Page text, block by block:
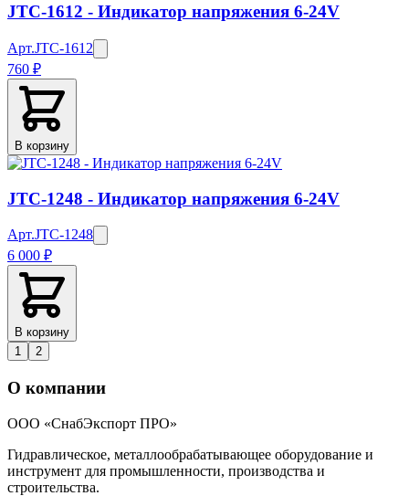
JTC-1612 - Индикатор напряжения 6-24V
Арт.JTC-1612
760 ₽
В корзину
JTC-1248 - Индикатор напряжения 6-24V
Арт.JTC-1248
6 000 ₽
В корзину
1
2
О компании
ООО «СнабЭкспорт ПРО»
Гидравлическое, металлообрабатывающее оборудование и
инструмент для промышленности, производства и
строительства.